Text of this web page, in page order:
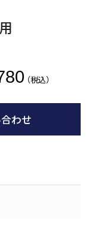
（税込）
わせ